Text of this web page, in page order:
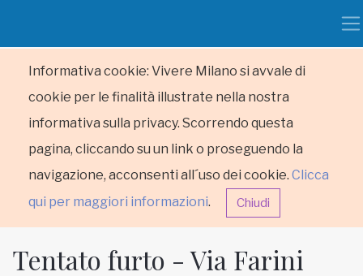
Informativa cookie: Vivere Milano si avvale di
cookie per le finalità illustrate nella nostra
informativa sulla privacy. Scorrendo questa
pagina, cliccando su un link o proseguendo la
navigazione, acconsenti all´uso dei cookie. Clicca
qui per maggiori informazioni. Chiudi
Tentato furto - Via Farini